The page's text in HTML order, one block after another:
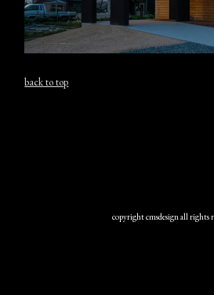
back to top
copyright cmsdesign all rights